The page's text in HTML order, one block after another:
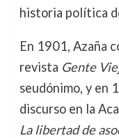
historia política
En 1901, Azaña
revista Gente
seudónimo, y en
discurso en la
La libertad de